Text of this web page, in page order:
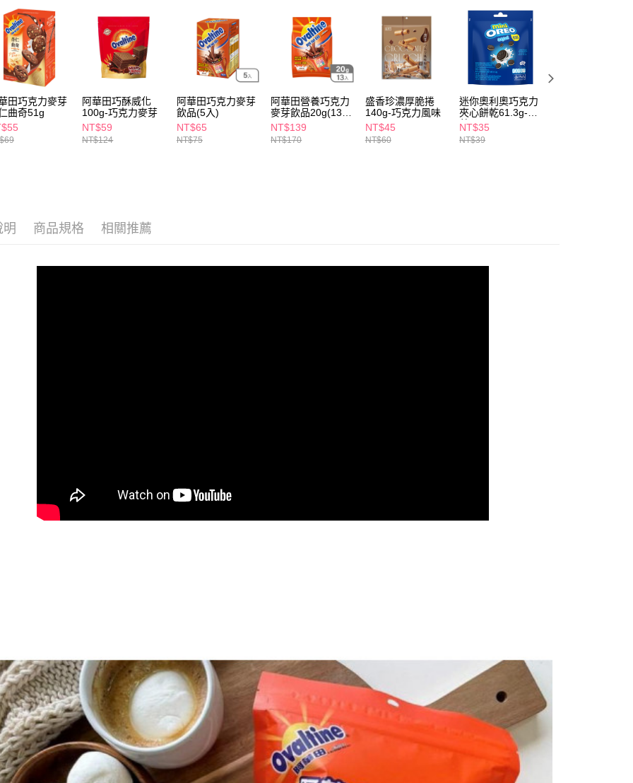
【注意事項】
１．透過由恩沛科技股份有限公司提供之「AFTEE先享後付」服務完成之
交易，需依本服務之必要範圍內提供個人資料，並將交易相關給付款項請
求債權轉讓予恩沛科技股份有限公司。
２．關於個人資料處理事宜，請瀏覽以下網址：
https://aftee.tw/terms/#terms3
３．未成年的使用者請事先徵得法定代理人或監護人之同意方可使用
「AFTEE先享後付」，若未經同意申辦者引起之損失，本公司不負相關責
任。
４．使用「AFTEE先享後付」時，將依據個別帳號之用戶狀況，依本公司
每筆NT$65，滿NT$490(含以上)免運費
7-11取貨付款
每筆NT$65，滿NT$490(含以上)免運費
付款後7-11取貨
每筆NT$65，滿NT$490(含以上)免運費
宅配(本島)
田巧克力麥芽
曲奇51g
阿華田巧酥威化
100g-巧克力麥芽
NT$59
NT$124
阿華田巧克力麥芽
飲品(5入)
NT$65
NT$75
阿華田營養巧克力
麥芽飲品20g(13
入)
NT$139
NT$170
盛香珍濃厚脆捲
140g-巧克力風味
NT$45
NT$60
迷你奧利奧巧克力
夾心餅乾61.3g-香
草
NT$35
NT$39
明 商品規格 相關推薦